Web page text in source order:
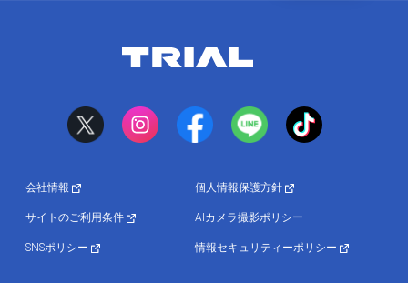
会社情報 個人情報保護方針
サイトのご利用条件 AIカメラ撮影ポリシー
SNSポリシー 情報セキュリティーポリシー